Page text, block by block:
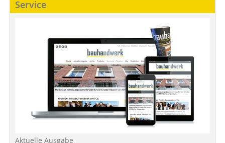
Service
Aktuelle Ausgabe